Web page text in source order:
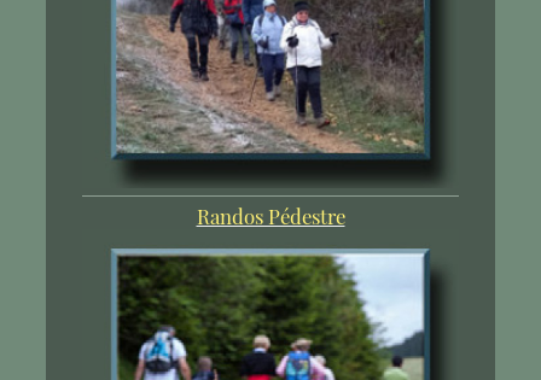
Randos Pédestre